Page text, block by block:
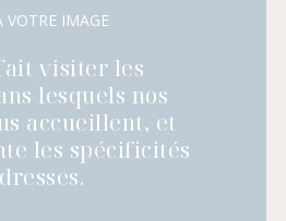
VOTRE IMAGE
visiter les
lesquels nos
accueillent, et
les spécificités